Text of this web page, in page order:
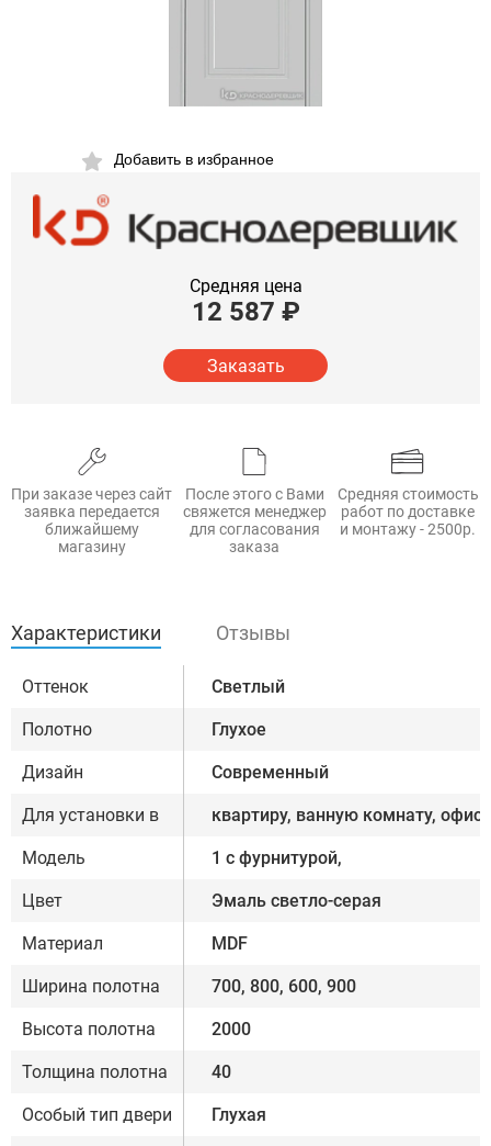
Добавить в избранное
Средняя цена
12 587 ₽
Заказать
При заказе через сайт
заявка передается
ближайшему
магазину
После этого с Вами
свяжется менеджер
для согласования
заказа
Средняя стоимость
работ по доставке
и монтажу - 2500р.
Характеристики Отзывы
Оттенок Светлый
Полотно Глухое
Дизайн Современный
Для установки в квартиру, ванную комнату, офис
Модель 1 с фурнитурой,
Цвет Эмаль светло-серая
Материал MDF
Ширина полотна 700, 800, 600, 900
Высота полотна 2000
Толщина полотна 40
Особый тип двери Глухая